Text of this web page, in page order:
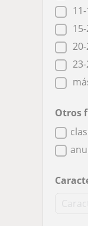
Otros